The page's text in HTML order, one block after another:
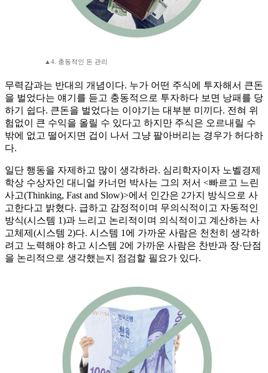
▲4. 충동적인 돈 관리
무력감과는 반대의 개념이다. 누가 어떤 주식에 투자해서 큰돈
을 벌었다는 얘기를 듣고 충동적으로 투자하다 보면 낭패를 당
하기 쉽다. 큰돈을 벌었다는 이야기는 대부분 미끼다. 전혀 위
험없이 큰 수익을 올릴 수 있다고 하지만 주식은 오르내릴 수
밖에 없고 떨어지면 겁이 나서 그냥 팔아버리는 경우가 허다하
다.
일단 행동을 자제하고 많이 생각하라. 심리학자이자 노벨경제
학상 수상자인 대니얼 카너먼 박사는 그의 저서 <빠르고 느린
사고(Thinking, Fast and Slow)>에서 인간은 2가지 방식으로 사
고한다고 밝혔다. 급하고 감정적이며 무의식적이고 자동적인
방식(시스템 1)과 느리고 논리적이며 의식적이고 계산하는 사
고체제(시스템 2)다. 시스템 1에 가까운 사람은 천천히 생각하
려고 노력해야 하고 시스템 2에 가까운 사람은 찬반과 장·단점
을 논리적으로 생각했는지 점검할 필요가 있다.